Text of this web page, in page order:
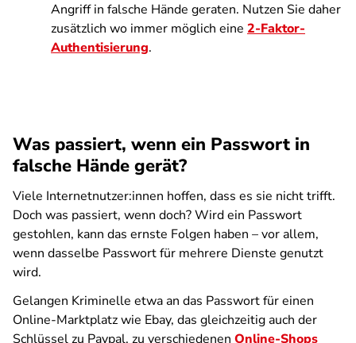
Angriff in falsche Hände geraten. Nutzen Sie daher
zusätzlich wo immer möglich eine 2-Faktor-
Authentisierung.
Was passiert, wenn ein Passwort in
falsche Hände gerät?
Viele Internetnutzer:innen hoffen, dass es sie nicht trifft.
Doch was passiert, wenn doch? Wird ein Passwort
gestohlen, kann das ernste Folgen haben – vor allem,
wenn dasselbe Passwort für mehrere Dienste genutzt
wird.
Gelangen Kriminelle etwa an das Passwort für einen
Online-Marktplatz wie Ebay, das gleichzeitig auch der
Schlüssel zu Paypal, zu verschiedenen Online-Shops